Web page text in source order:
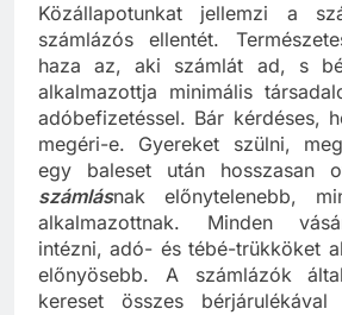
Közállapotunkat jellemzi a
számlázós ellentét.
haza az, aki számlát ad, s
alkalmazottja minimális
adóbefizetéssel. Bár kérdéses,
megéri-e. Gyereket szülni,
egy baleset után hosszasan
számlásnak előnytelenebb,
alkalmazottnak. Minden
intézni, adó- és tébé-trükköket
előnyösebb. A számlázók
kereset összes